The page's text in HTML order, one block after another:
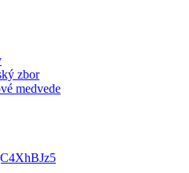
zbor
medvede